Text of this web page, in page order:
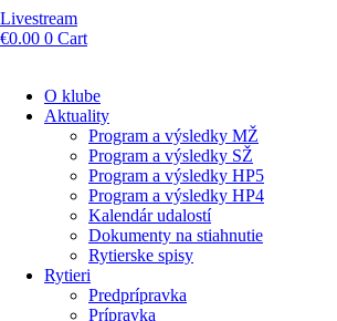
Livestream
€0.00 0 Cart
O klube
Aktuality
Program a výsledky MŽ
Program a výsledky SŽ
Program a výsledky HP5
Program a výsledky HP4
Kalendár udalostí
Dokumenty na stiahnutie
Rytierske spisy
Rytieri
Predprípravka
Prípravka